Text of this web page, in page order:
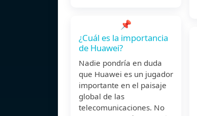
📌
¿Cuál es la importancia
de Huawei?
Nadie pondría en duda
que Huawei es un jugador
importante en el paisaje
global de las
telecomunicaciones. No